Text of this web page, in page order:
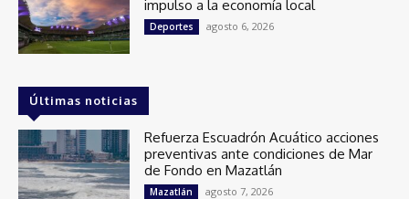
impulso a la economía local
Deportes agosto 6, 2026
Últimas noticias
Refuerza Escuadrón Acuático acciones
preventivas ante condiciones de Mar
de Fondo en Mazatlán
Mazatlán agosto 7, 2026